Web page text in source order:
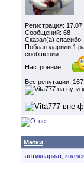
Регистрация:
Сообщений: 68
Сказал(а) спасибо:
Поблагодарили 1
сообщении
Настроение:
Вес репутации: 167
Метки
антиквариат,